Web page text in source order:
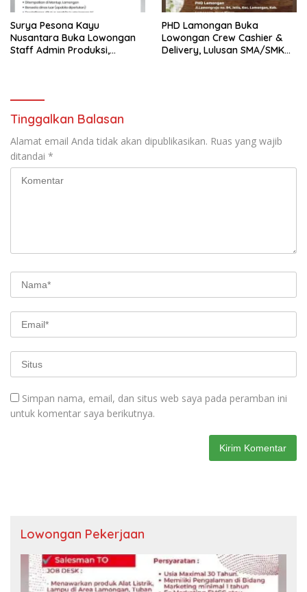
Surya Pesona Kayu
Nusantara Buka Lowongan
Staff Admin Produksi,
PHD Lamongan Buka
Lowongan Crew Cashier &
Delivery, Lulusan SMA/SMK
Tinggalkan Balasan
Alamat email Anda tidak akan dipublikasikan. Ruas yang wajib
ditandai *
Simpan nama, email, dan situs web saya pada peramban ini
untuk komentar saya berikutnya.
Lowongan Pekerjaan